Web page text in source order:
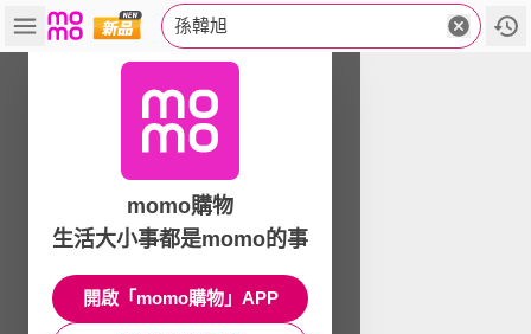
孫韓旭
momo購物
生活大小事都是momo的事
開啟「momo購物」APP